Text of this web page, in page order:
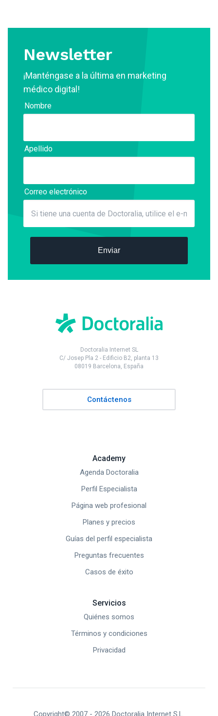
Newsletter
¡Manténgase a la última en marketing
médico digital!
Nombre
Apellido
Correo electrónico
Doctoralia Internet SL
C/ Josep Pla 2 - Edificio B2, planta 13
08019 Barcelona, España
Contáctenos
Academy
Agenda Doctoralia
Perfil Especialista
Página web profesional
Planes y precios
Guías del perfil especialista
Preguntas frecuentes
Casos de éxito
Servicios
Quiénes somos
Términos y condiciones
Privacidad